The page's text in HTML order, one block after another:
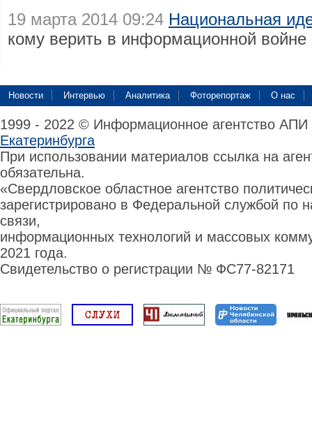
19 марта 2014 09:24 Национальная
кому верить в информационной
Новости Интервью Аналитика Фоторепортаж О нас
1999 - 2022 © Информационное агентство
Екатеринбурга
При использовании материалов ссылка на
обязательна.
«Свердловское областное агентство
зарегистрировано в Федеральной службой по
связи,
информационных технологий и массовых
2021 года.
Свидетельство о регистрации № ФС77-82171